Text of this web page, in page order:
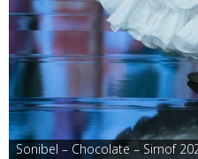
Sonibel – Chocolate – Simof